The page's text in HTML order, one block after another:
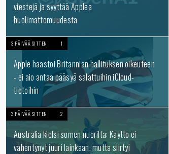
viestejä ja syyttää Applea
huolimattomuudesta
3 PÄIVÄÄ SITTEN 1
Apple haastoi Britannian hallituksen oikeuteen
- ei aio antaa pääsyä salattuihin iCloud-
tietoihin
3 PÄIVÄÄ SITTEN 2
Australia kielsi somen nuorilta: Käyttö ei
vähentynyt juuri lainkaan, mutta siirtyi